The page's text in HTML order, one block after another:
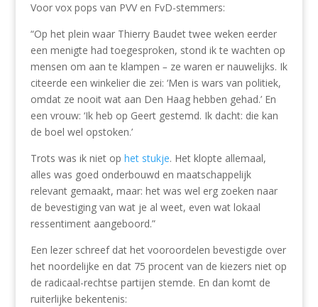
Voor vox pops van PVV en FvD-stemmers:
“Op het plein waar Thierry Baudet twee weken eerder
een menigte had toegesproken, stond ik te wachten op
mensen om aan te klampen – ze waren er nauwelijks. Ik
citeerde een winkelier die zei: ‘Men is wars van politiek,
omdat ze nooit wat aan Den Haag hebben gehad.’ En
een vrouw: ‘Ik heb op Geert gestemd. Ik dacht: die kan
de boel wel opstoken.’
Trots was ik niet op het stukje. Het klopte allemaal,
alles was goed onderbouwd en maatschappelijk
relevant gemaakt, maar: het was wel erg zoeken naar
de bevestiging van wat je al weet, even wat lokaal
ressentiment aangeboord.”
Een lezer schreef dat het vooroordelen bevestigde over
het noordelijke en dat 75 procent van de kiezers niet op
de radicaal-rechtse partijen stemde. En dan komt de
ruiterlijke bekentenis: